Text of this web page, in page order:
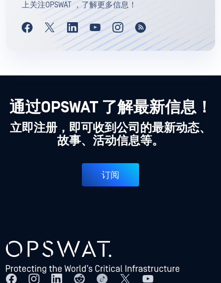
上关注OPSWAT ，了解更多信息！
通过OPSWAT 了解最新信息！
立即注册，即可收到公司的最新动态、
故事、活动信息等。
订阅